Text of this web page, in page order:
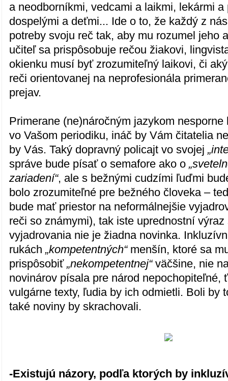
a neodborníkmi, vedcami a laikmi, lekármi a
dospelými a deťmi... Ide o to, že každý z
potreby svoju reč tak, aby mu rozumel jeho
učiteľ sa prispôsobuje rečou žiakovi,
okienku musí byť zrozumiteľný laikovi, či
reči orientovanej na neprofesionála
prejav.
Primerane (ne)náročným jazykom
vo Vašom periodiku, ináč by Vám čitatelia
by Vás. Taký dopravný policajt vo svojej
správe bude písať o semafore ako o
zariadení“, ale s bežnými cudzími ľuďmi
bolo zrozumiteľné pre bežného človeka –
bude mať priestor na neformálnejšie
reči so známymi), tak iste uprednostní
vyjadrovania nie je žiadna novinka.
rukách„kompetentných“menšín, ktoré sa
prispôsobiť„nekompetentnej“väčšine, nie
novinárov písala pre národ nepochopiteľné,
vulgárne texty, ľudia by ich odmietli. Boli by
také noviny by skrachovali.
-Existujú názory, podľa ktorých by